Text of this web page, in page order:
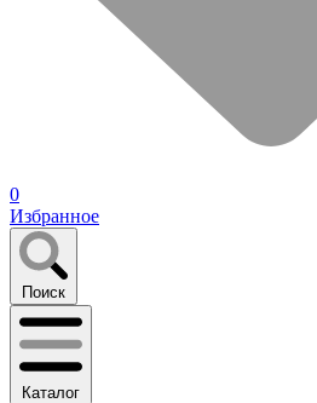
0
Избранное
Поиск
Каталог